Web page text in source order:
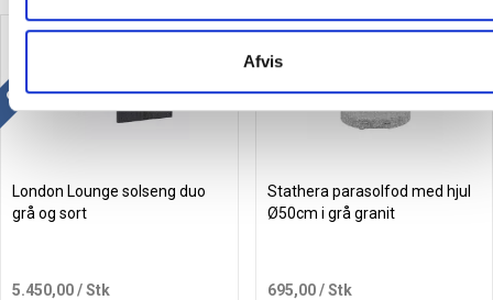
Afvis
Gratis levering
London Lounge solseng duo
grå og sort
5.450,00/ Stk
Stathera parasolfod med hjul
Ø50cm i grå granit
695,00/ Stk